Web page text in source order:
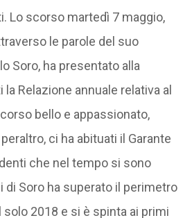
Lo scorso martedì 7 maggio,
le parole del suo
Soro, ha presentato alla
Relazione annuale relativa al
bello e appassionato,
ci ha abituati il Garante
che nel tempo si sono
di Soro ha superato il perimetro
2018 e si è spinta ai primi